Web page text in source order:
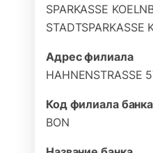
SPARKASSE
STADTSPARKASSE
Адрес филиала
HAHNENSTRASSE
Код филиала
BON